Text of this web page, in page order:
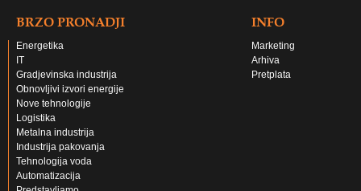
BRZO PRONADJI
Energetika
IT
Gradjevinska industrija
Obnovljivi izvori energije
Nove tehnologije
Logistika
Metalna industrija
Industrija pakovanja
Tehnologija voda
Automatizacija
INFO
Marketing
Arhiva
Pretplata